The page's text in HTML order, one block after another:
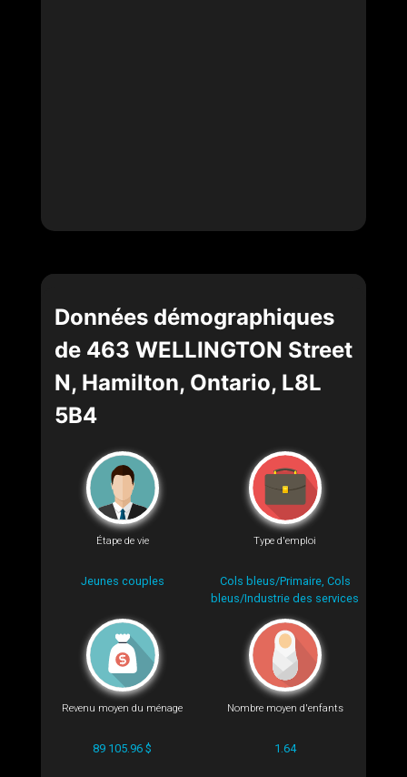
Données démographiques
de 463 WELLINGTON Street
N, Hamilton, Ontario, L8L
5B4
Étape de vie
Jeunes couples
Type d'emploi
Cols bleus/Primaire, Cols
bleus/Industrie des services
Revenu moyen du ménage
89 105.96 $
Nombre moyen d'enfants
1.64